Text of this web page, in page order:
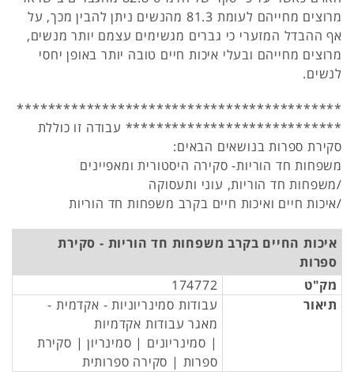
מרוצים מחייהם לעומת 81.3 מהנשים ניתן להבין מכך, על
אף ההבדל המזערי כי גברים מגשימים עצמם יותר מנשים,
מרוצים מחייהם ובעלי איכות חיים טובה יותר באופן יחסי
לנשים.
******************************************
**************************** עבודה זו כוללת
סקירת ספרות בנושאים הבאים:
משפחות חד הוריות- סקירה היסטורית ומאפיינים
/משפחות חד הוריות, עוני ותעסוקה
/איכות חיים ואיכות חיים בקרב משפחות חד הוריות
איכות החיים בקרב משפחות חד הוריות - סקירת
ספרות
מק"ט
174772
תיאור
עבודות סמינריוניות - אקדמית -
מאגר עבודות אקדמיות
| סמינריונים | סמינריון | סקירת
ספרות | סקירה ספרותית